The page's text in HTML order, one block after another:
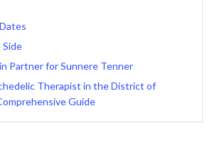
Side
Partner for Sunnere Tenner
Therapist in the District of
Guide